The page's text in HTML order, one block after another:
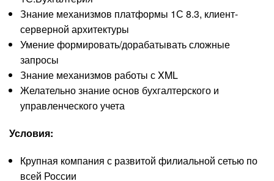
Знание механизмов платформы 1С 8.3, клиент-
серверной архитектуры
Умение формировать/дорабатывать сложные
запросы
Знание механизмов работы с XML
Желательно знание основ бухгалтерского и
управленческого учета
Условия:
Крупная компания с развитой филиальной сетью по
всей России